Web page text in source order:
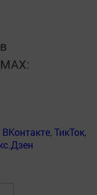
ВКонтакте,ТикТок,